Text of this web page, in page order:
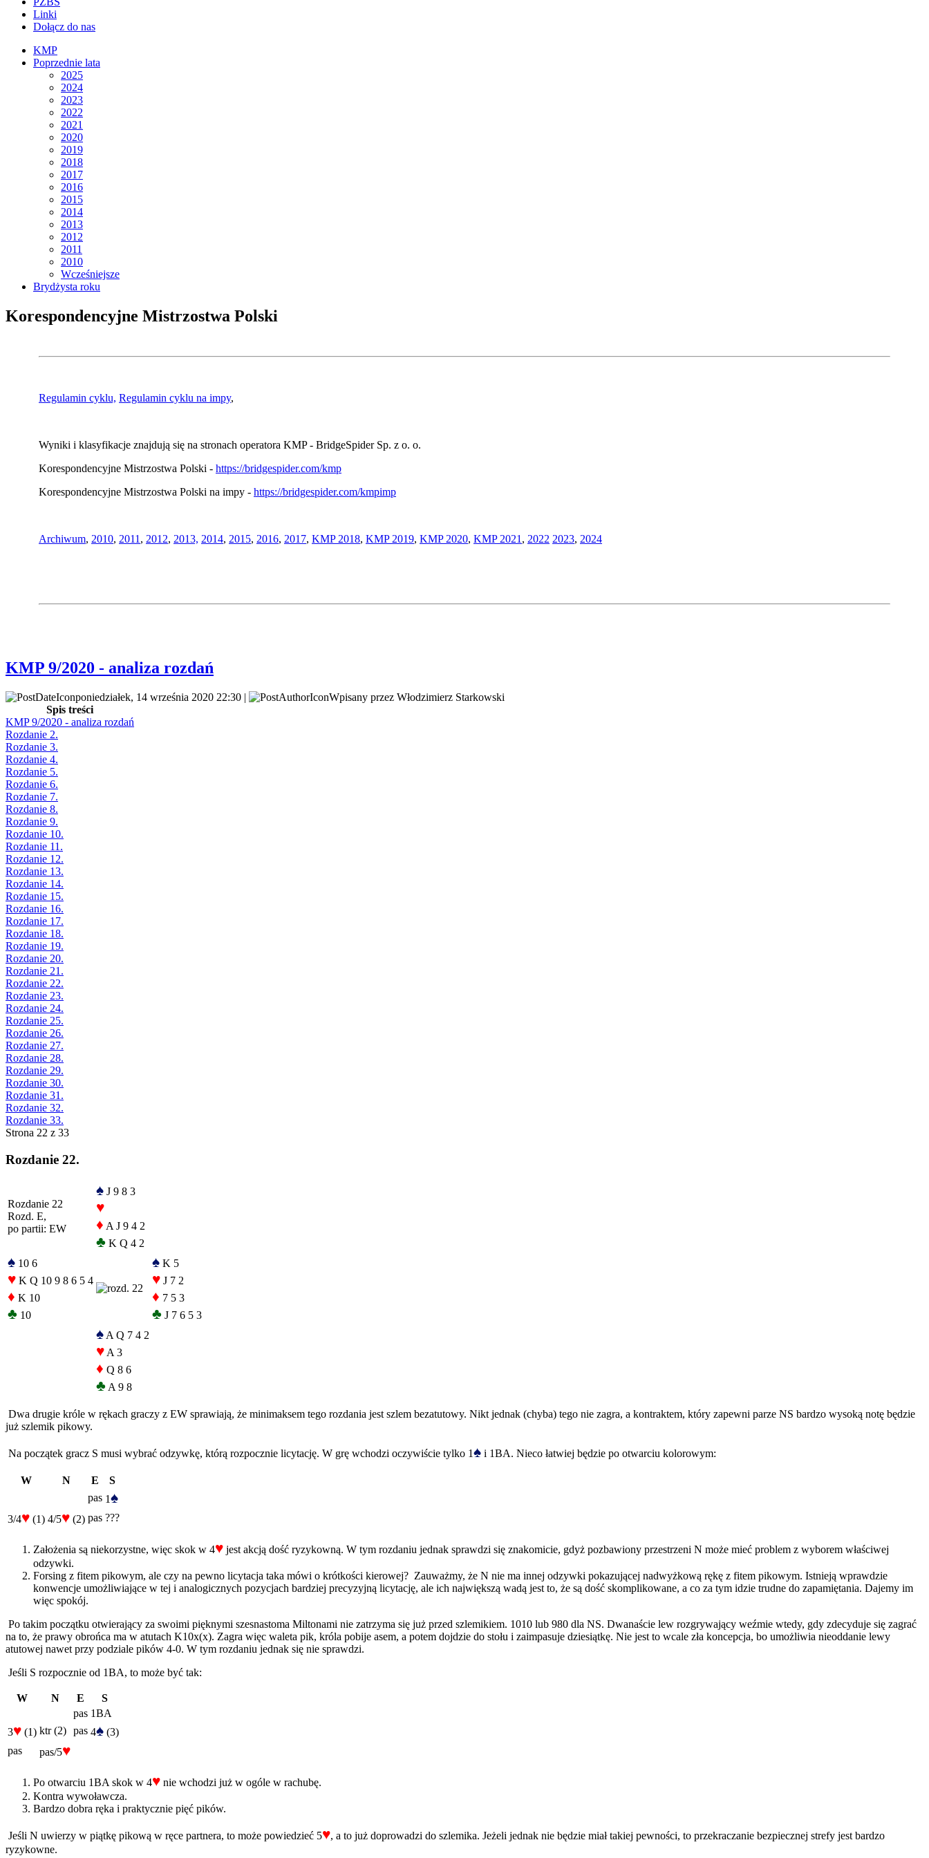
Linki
Dołącz do nas
KMP
Poprzednie lata
2025
2024
2023
2022
2021
2020
2019
2018
2017
2016
2015
2014
2013
2012
2011
2010
Wcześniejsze
Brydżysta roku
Korespondencyjne Mistrzostwa Polski
Regulamin cyklu, Regulamin cyklu na impy,
Wyniki i klasyfikacje znajdują się na stronach operatora KMP - BridgeSpider Sp. z o. o.
Korespondencyjne Mistrzostwa Polski - https://bridgespider.com/kmp
Korespondencyjne Mistrzostwa Polski na impy - https://bridgespider.com/kmpimp
Archiwum, 2010, 2011 , 2012, 2013, 2014, 2015, 2016, 2017, KMP 2018, KMP 2019, KMP 2020, KMP 2021 , 2022 2023, 2024
KMP 9/2020 - analiza rozdań
poniedziałek, 14 września 2020 22:30 |
Wpisany przez Włodzimierz Starkowski
Spis treści
KMP 9/2020 - analiza rozdań
Rozdanie 2.
Rozdanie 3.
Rozdanie 4.
Rozdanie 5.
Rozdanie 6.
Rozdanie 7.
Rozdanie 8.
Rozdanie 9.
Rozdanie 10.
Rozdanie 11.
Rozdanie 12.
Rozdanie 13.
Rozdanie 14.
Rozdanie 15.
Rozdanie 16.
Rozdanie 17.
Rozdanie 18.
Rozdanie 19.
Rozdanie 20.
Rozdanie 21.
Rozdanie 22.
Rozdanie 23.
Rozdanie 24.
Rozdanie 25.
Rozdanie 26.
Rozdanie 27.
Rozdanie 28.
Rozdanie 29.
Rozdanie 30.
Rozdanie 31.
Rozdanie 32.
Rozdanie 33.
Strona 22 z 33
Rozdanie 22.
Rozdanie 22
Rozd. E,
po partii: EW
♠ J 9 8 3
♥
♦ A J 9 4 2
♣ K Q 4 2
♠ 10 6
♥ K Q 10 9 8 6 5 4
♦ K 10
♣ 10
♠ K 5
♥ J 7 2
♦ 7 5 3
♣ J 7 6 5 3
♠ A Q 7 4 2
♥ A 3
♦ Q 8 6
♣ A 9 8
Dwa drugie króle w rękach graczy z EW sprawiają, że minimaksem tego rozdania jest szlem bezatutowy. Nikt jednak (chyba) tego nie zagra, a kontraktem, który zapewni parze NS bardzo wysoką notę będzie
już szlemik pikowy.
Na początek gracz S musi wybrać odzywkę, którą rozpocznie licytację. W grę wchodzi oczywiście tylko 1♠ i 1BA. Nieco łatwiej będzie po otwarciu kolorowym:
W N E
S
pas 1♠
3/4♥ (1) 4/5♥ (2) pas ???
Założenia są niekorzystne, więc skok w 4♥ jest akcją dość ryzykowną. W tym rozdaniu jednak sprawdzi się znakomicie, gdyż pozbawiony przestrzeni N może mieć problem z wyborem właściwej
odzywki.
Forsing z fitem pikowym, ale czy na pewno licytacja taka mówi o krótkości kierowej? Zauważmy, że N nie ma innej odzywki pokazującej nadwyżkową rękę z fitem pikowym. Istnieją wprawdzie
konwencje umożliwiające w tej i analogicznych pozycjach bardziej precyzyjną licytację, ale ich największą wadą jest to, że są dość skomplikowane, a co za tym idzie trudne do zapamiętania. Dajemy im
więc spokój.
Po takim początku otwierający za swoimi pięknymi szesnastoma Miltonami nie zatrzyma się już przed szlemikiem. 1010 lub 980 dla NS. Dwanaście lew rozgrywający weźmie wtedy, gdy zdecyduje się zagrać
na to, że prawy obrońca ma w atutach K10x(x). Zagra więc waleta pik, króla pobije asem, a potem dojdzie do stołu i zaimpasuje dziesiątkę. Nie jest to wcale zła koncepcja, bo umożliwia nieoddanie lewy
atutowej nawet przy podziale pików 4-0. W tym rozdaniu jednak się nie sprawdzi.
Jeśli S rozpocznie od 1BA, to może być tak:
W N E
S
pas 1BA
3♥ (1) ktr (2) pas 4♠ (3)
pas
pas/5♥
Po otwarciu 1BA skok w 4♥ nie wchodzi już w ogóle w rachubę.
Kontra wywoławcza.
Bardzo dobra ręka i praktycznie pięć pików.
Jeśli N uwierzy w piątkę pikową w ręce partnera, to może powiedzieć 5♥, a to już doprowadzi do szlemika. Jeżeli jednak nie będzie miał takiej pewności, to przekraczanie bezpiecznej strefy jest bardzo
ryzykowne.